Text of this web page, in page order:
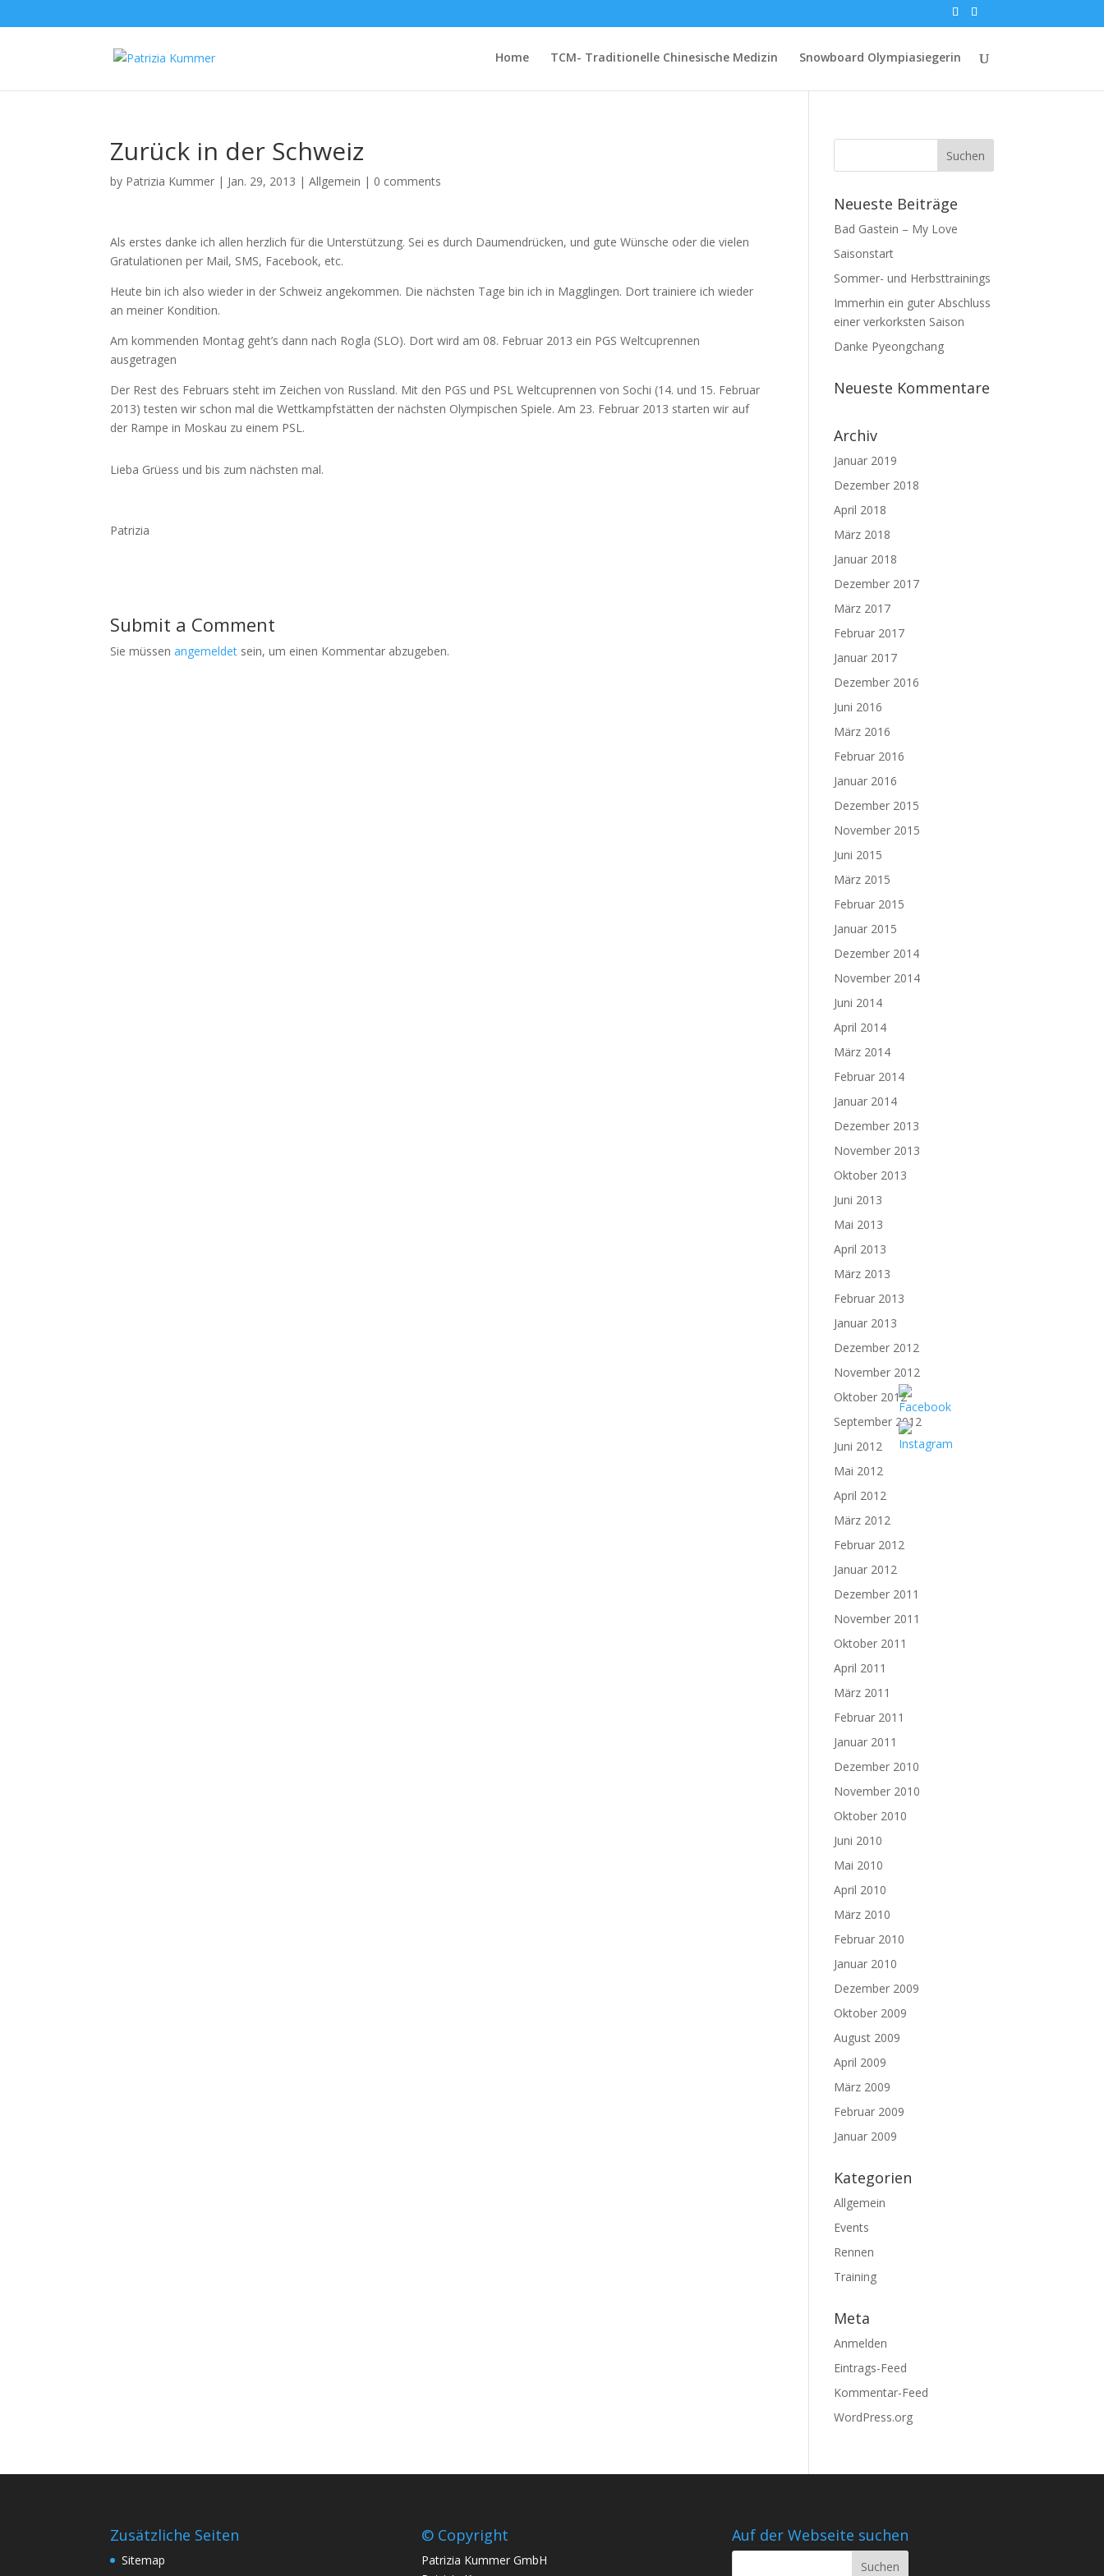
Home TCM- Traditionelle Chinesische Medizin Snowboard Olympiasiegerin
Zurück in der Schweiz
by Patrizia Kummer | Jan. 29, 2013 |Allgemein | 0 comments
Als erstes danke ich allen herzlich für die Unterstützung. Sei es durch Daumendrücken, und gute Wünsche oder die vielen
Gratulationen per Mail, SMS, Facebook, etc.
Heute bin ich also wieder in der Schweiz angekommen. Die nächsten Tage bin ich in Magglingen. Dort trainiere ich wieder
an meiner Kondition.
Am kommenden Montag geht’s dann nach Rogla (SLO). Dort wird am 08. Februar 2013 ein PGS Weltcuprennen
ausgetragen
Der Rest des Februars steht im Zeichen von Russland. Mit den PGS und PSL Weltcuprennen von Sochi (14. und 15. Februar
2013) testen wir schon mal die Wettkampfstätten der nächsten Olympischen Spiele. Am 23. Februar 2013 starten wir auf
der Rampe in Moskau zu einem PSL.
Lieba Grüess und bis zum nächsten mal.
Patrizia
Submit a Comment
Sie müssenangemeldet sein, um einen Kommentar abzugeben.
Neueste Beiträge
Bad Gastein – My Love
Saisonstart
Sommer- und Herbsttrainings
Immerhin ein guter Abschluss
einer verkorksten Saison
Danke Pyeongchang
Neueste Kommentare
Archiv
Januar 2019
Dezember 2018
April 2018
März 2018
Januar 2018
Dezember 2017
März 2017
Februar 2017
Januar 2017
Dezember 2016
Juni 2016
März 2016
Februar 2016
Januar 2016
Dezember 2015
November 2015
Juni 2015
März 2015
Februar 2015
Januar 2015
Dezember 2014
November 2014
Juni 2014
April 2014
März 2014
Februar 2014
Januar 2014
Dezember 2013
November 2013
Oktober 2013
Juni 2013
Mai 2013
April 2013
März 2013
Februar 2013
Januar 2013
Dezember 2012
November 2012
Oktober 2012
September 2012
Juni 2012
Mai 2012
April 2012
März 2012
Februar 2012
Januar 2012
Dezember 2011
November 2011
Oktober 2011
April 2011
März 2011
Februar 2011
Januar 2011
Dezember 2010
November 2010
Oktober 2010
Juni 2010
Mai 2010
April 2010
März 2010
Februar 2010
Januar 2010
Dezember 2009
Oktober 2009
August 2009
April 2009
März 2009
Februar 2009
Januar 2009
Kategorien
Allgemein
Events
Rennen
Training
Meta
Anmelden
Eintrags-Feed
Kommentar-Feed
WordPress.org
Zusätzliche Seiten
Sitemap
© Copyright
Patrizia Kummer GmbH
Auf der Webseite suchen